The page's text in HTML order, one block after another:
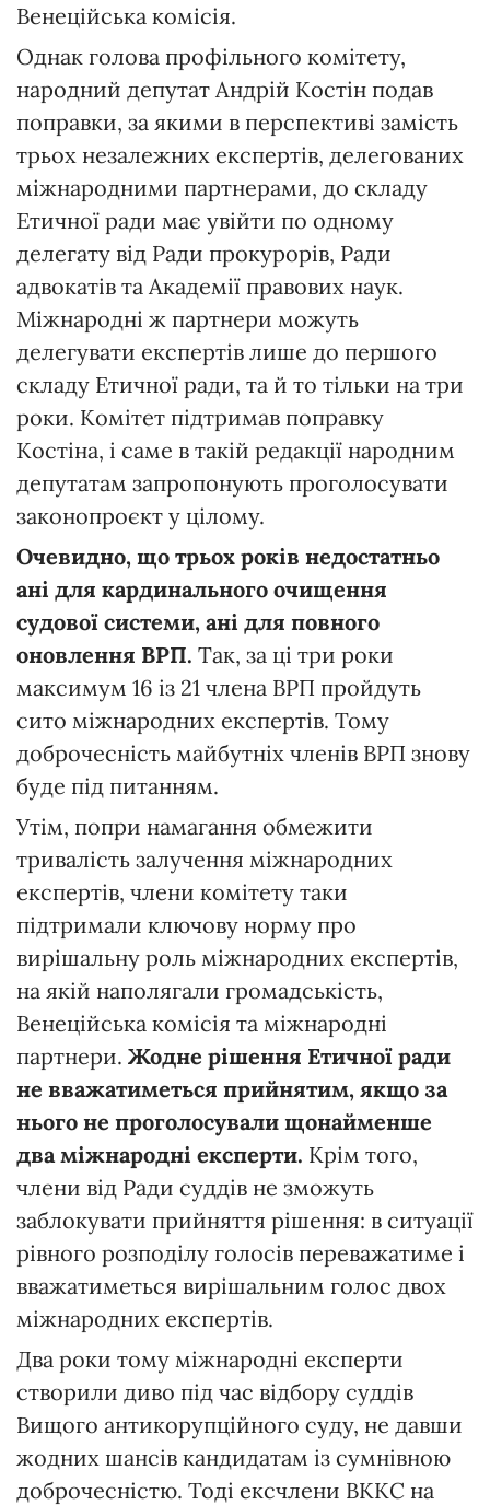
Венеційська комісія.
Однак голова профільного комітету,
народний депутат Андрій Костін подав
поправки, за якими в перспективі замість
трьох незалежних експертів, делегованих
міжнародними партнерами, до складу
Етичної ради має увійти по одному
делегату від Ради прокурорів, Ради
адвокатів та Академії правових наук.
Міжнародні ж партнери можуть
делегувати експертів лише до першого
складу Етичної ради, та й то тільки на три
роки. Комітет підтримав поправку
Костіна, і саме в такій редакції народним
депутатам запропонують проголосувати
законопроєкт у цілому.
Очевидно, що трьох років недостатньо
ані для кардинального очищення
судової системи, ані для повного
оновлення ВРП. Так, за ці три роки
максимум 16 із 21 члена ВРП пройдуть
сито міжнародних експертів. Тому
доброчесність майбутніх членів ВРП знову
буде під питанням.
Утім, попри намагання обмежити
тривалість залучення міжнародних
експертів, члени комітету таки
підтримали ключову норму про
вирішальну роль міжнародних експертів,
на якій наполягали громадськість,
Венеційська комісія та міжнародні
партнери. Жодне рішення Етичної ради
не вважатиметься прийнятим, якщо за
нього не проголосували щонайменше
два міжнародні експерти. Крім того,
члени від Ради суддів не зможуть
заблокувати прийняття рішення: в ситуації
рівного розподілу голосів переважатиме і
вважатиметься вирішальним голос двох
міжнародних експертів.
Два роки тому міжнародні експерти
створили диво під час відбору суддів
Вищого антикорупційного суду, не давши
жодних шансів кандидатам із сумнівною
доброчесністю. Тоді ексчлени ВККС на